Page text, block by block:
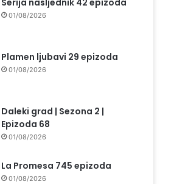
Serija nasljednik 42 epizoda
01/08/2026
Plamen ljubavi 29 epizoda
01/08/2026
Daleki grad | Sezona 2 |
Epizoda 68
01/08/2026
La Promesa 745 epizoda
01/08/2026